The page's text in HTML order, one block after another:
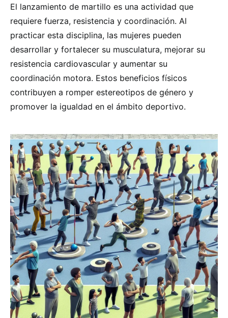
El lanzamiento de martillo es una actividad que
requiere fuerza, resistencia y coordinación. Al
practicar esta disciplina, las mujeres pueden
desarrollar y fortalecer su musculatura, mejorar su
resistencia cardiovascular y aumentar su
coordinación motora. Estos beneficios físicos
contribuyen a romper estereotipos de género y
promover la igualdad en el ámbito deportivo.